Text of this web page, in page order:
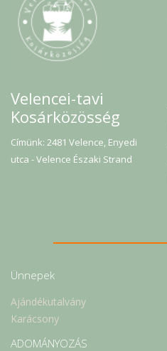
Velencei-tavi
Kosárközösség
Címünk: 2481 Velence, Enyedi
utca - Velence Északi Strand
Ünnepek
Ajándékutalvány
Karácsony
ADOMÁNYOZÁS